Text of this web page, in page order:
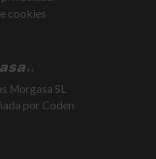
cookies
Morgasa SL
por Coden